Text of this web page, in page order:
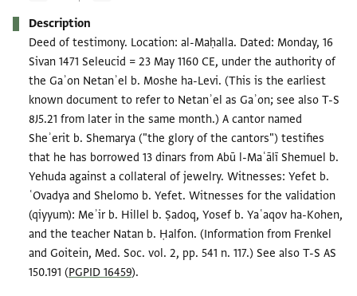
Description
Deed of testimony. Location: al-Maḥalla. Dated: Monday, 16
Sivan 1471 Seleucid = 23 May 1160 CE, under the authority of
the Gaʾon Netanʾel b. Moshe ha-Levi. (This is the earliest
known document to refer to Netanʾel as Gaʾon; see also T-S
8J5.21 from later in the same month.) A cantor named
Sheʾerit b. Shemarya ("the glory of the cantors") testifies
that he has borrowed 13 dinars from Abū l-Maʿālī Shemuel b.
Yehuda against a collateral of jewelry. Witnesses: Yefet b.
ʿOvadya and Shelomo b. Yefet. Witnesses for the validation
(qiyyum): Meʾir b. Hillel b. Ṣadoq, Yosef b. Yaʿaqov ha-Kohen,
and the teacher Natan b. Ḥalfon. (Information from Frenkel
and Goitein, Med. Soc. vol. 2, pp. 541 n. 117.) See also T-S AS
150.191 (PGPID 16459).